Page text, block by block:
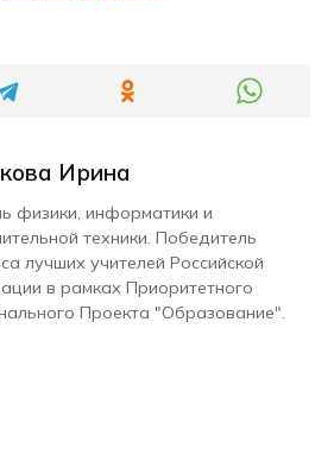
Ирина
физики, информатики и
техники. Победитель
лучших учителей Российской
в рамках Приоритетного
Проекта "Образование".